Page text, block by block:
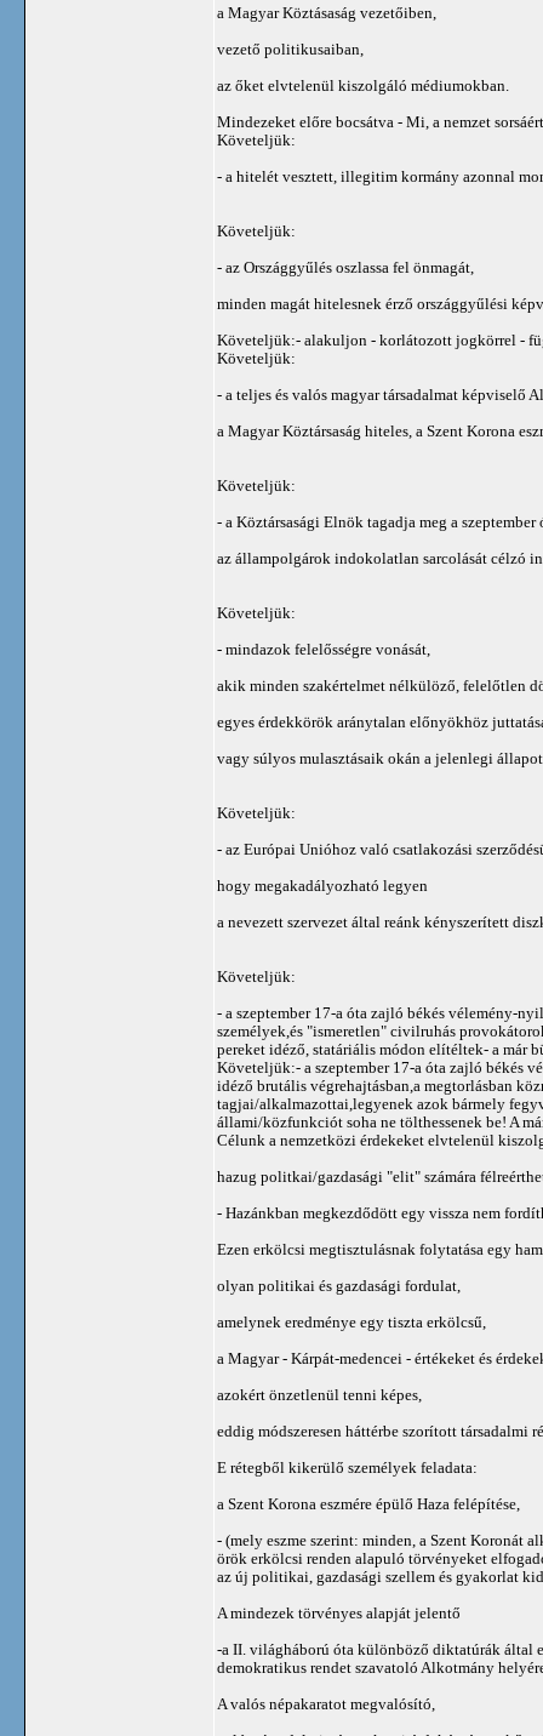
a Magyar Köztásaság vezetőiben,
vezető politikusaiban,
az őket elvtelenül kiszolgáló médiumokban.
Mindezeket előre bocsátva - Mi, a nemzet
Követeljük:
- a hitelét vesztett, illegitim kormány azonnal
Követeljük:
- az Országgyűlés oszlassa fel önmagát,
minden magát hitelesnek érző országgyűlési
Követeljük:- alakuljon - korlátozott jogkörrel -
Követeljük:
- a teljes és valós magyar társadalmat képviselő
a Magyar Köztársaság hiteles, a Szent Korona
Követeljük:
- a Köztársasági Elnök tagadja meg a
az állampolgárok indokolatlan sarcolását célzó
Követeljük:
- mindazok felelősségre vonását,
akik minden szakértelmet nélkülöző, felelőtlen
egyes érdekkörök aránytalan előnyökhöz
vagy súlyos mulasztásaik okán a jelenlegi
Követeljük:
- az Európai Unióhoz való csatlakozási
hogy megakadályozható legyen
a nevezett szervezet által reánk kényszerített
Követeljük:
- a szeptember 17-a óta zajló békés vélemény-
személyek,és "ismeretlen" civilruhás
pereket idéző, statáriális módon elítéltek- a már
Követeljük:- a szeptember 17-a óta zajló békés
idéző brutális végrehajtásban,a megtorlásban
tagjai/alkalmazottai,legyenek azok bármely
állami/közfunkciót soha ne tölthessenek be! A
Célunk a nemzetközi érdekeket elvtelenül
hazug politkai/gazdasági "elit" számára
- Hazánkban megkezdődött egy vissza nem
Ezen erkölcsi megtisztulásnak folytatása egy
olyan politikai és gazdasági fordulat,
amelynek eredménye egy tiszta erkölcsű,
a Magyar - Kárpát-medencei - értékeket és
azokért önzetlenül tenni képes,
eddig módszeresen háttérbe szorított társadalmi
E rétegből kikerülő személyek feladata:
a Szent Korona eszmére épülő Haza felépítése,
- (mely eszme szerint: minden, a Szent Koronát
örök erkölcsi renden alapuló törvényeket
az új politikai, gazdasági szellem és gyakorlat
A mindezek törvényes alapját jelentő
-a II. világháború óta különböző diktatúrák által
demokratikus rendet szavatoló Alkotmány
A valós népakaratot megvalósító,